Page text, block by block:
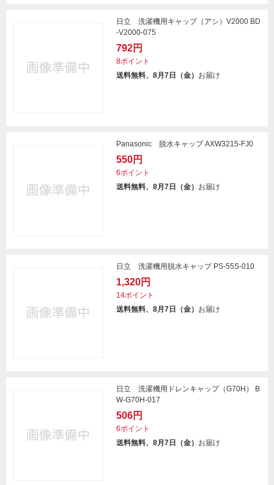
日立 洗濯機用キャップ（アシ）V2000 BD
-V2000-075
792円
8ポイント
送料無料、8月7日（金） お届け
Panasonic 脱水キャップ AXW3215-FJ0
550円
6ポイント
送料無料、8月7日（金） お届け
日立 洗濯機用脱水キャップ PS-55S-010
1,320円
14ポイント
送料無料、8月7日（金） お届け
日立 洗濯機用ドレンキャップ（G70H） B
W-G70H-017
506円
6ポイント
送料無料、8月7日（金） お届け